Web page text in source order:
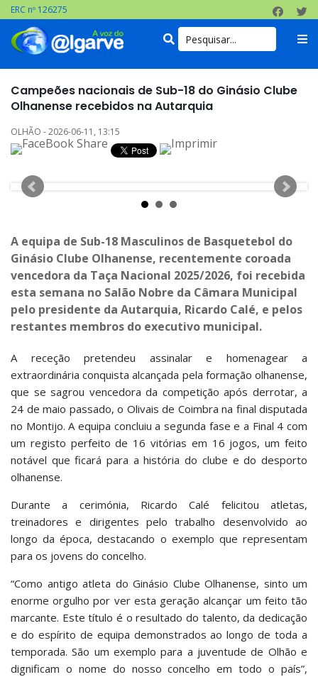
ERC nº 126275
Campeões nacionais de Sub-18 do Ginásio Clube
Olhanense recebidos na Autarquia
OLHÃO - 2026-06-11, 13:15
A equipa de Sub-18 Masculinos de Basquetebol do
Ginásio Clube Olhanense, recentemente coroada
vencedora da Taça Nacional 2025/2026, foi recebida
esta semana no Salão Nobre da Câmara Municipal
pelo presidente da Autarquia, Ricardo Calé, e pelos
restantes membros do executivo municipal.
A receção pretendeu assinalar e homenagear a
extraordinária conquista alcançada pela formação olhanense,
que se sagrou vencedora da competição após derrotar, a
24 de maio passado, o Olivais de Coimbra na final disputada
no Montijo. A equipa concluiu a segunda fase e a Final 4 com
um registo perfeito de 16 vitórias em 16 jogos, um feito
notável que ficará para a história do clube e do desporto
olhanense.
Durante a cerimónia, Ricardo Calé felicitou atletas,
treinadores e dirigentes pelo trabalho desenvolvido ao
longo da época, destacando o exemplo que representam
para os jovens do concelho.
“Como antigo atleta do Ginásio Clube Olhanense, sinto um
enorme orgulho por ver esta geração alcançar um feito tão
marcante. Este título é o resultado do talento, da dedicação
e do espírito de equipa demonstrados ao longo de toda a
temporada. São um exemplo para a juventude de Olhão e
dignificam o nome do nosso concelho em todo o país”,